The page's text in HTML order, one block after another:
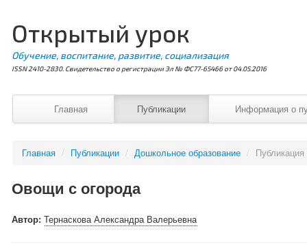
Открытый урок
Обучение, воспитание, развитие, социализация
ISSN 2410-2830. Свидетельство о регистрации Эл № ФС77-65466 от 04.05.2016
Главная Публикации Информация о
Главная / Публикации / Дошкольное образование /
Овощи с огорода
Автор:Тернаскова Александра Валерьевна